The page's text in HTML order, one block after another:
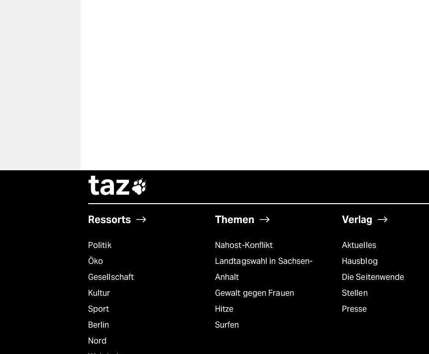
taz
Ressorts
Politik
Öko
Gesellschaft
Kultur
Sport
Berlin
Nord
Themen
Nahost-Konflikt
Landtagswahl in Sachsen-
Anhalt
Gewalt gegen Frauen
Hitze
Surfen
Verlag
Aktuelles
Hausblog
Die Seitenwende
Stellen
Presse